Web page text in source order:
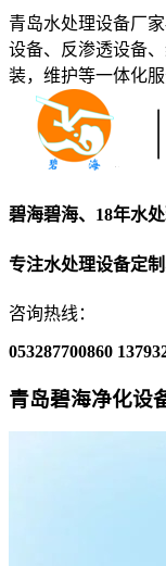
青岛水处理设备厂
设备、反渗透设备
装，维护等一体化服
碧海碧海、18年水
专注水处理设备定
咨询热线：
053287700860
青岛碧海净化设